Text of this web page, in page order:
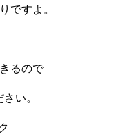
ですよ。
るので
い。